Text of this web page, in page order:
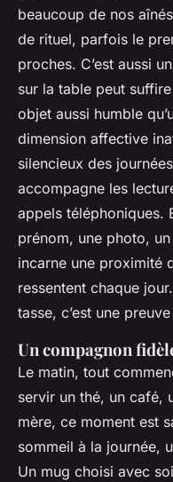
beaucoup de nos
de rituel, parfois le
proches. C’est aussi
sur la table peut
objet aussi humble
dimension affective
silencieux des
accompagne les
appels téléphoniques.
prénom, une photo,
incarne une proximité
ressentent chaque
tasse, c’est une
Un compagnon
Le matin, tout
servir un thé, un café,
mère, ce moment est
sommeil à la journée,
Un mug choisi avec